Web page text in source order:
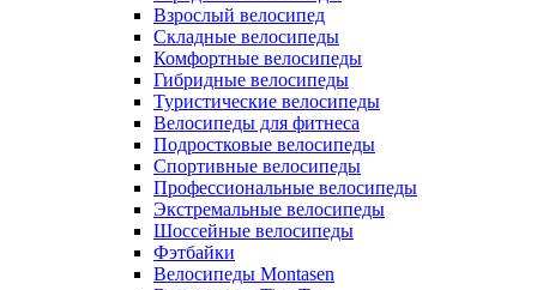
Взрослый велосипед
Складные велосипеды
Комфортные велосипеды
Гибридные велосипеды
Туристические велосипеды
Велосипеды для фитнеса
Подростковые велосипеды
Спортивные велосипеды
Профессиональные велосипеды
Экстремальные велосипеды
Шоссейные велосипеды
Фэтбайки
Велосипеды Montasen